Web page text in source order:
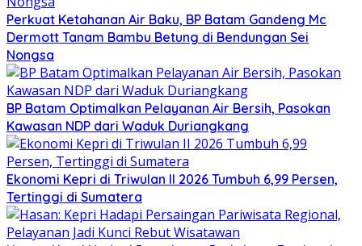
Perkuat Ketahanan Air Baku, BP Batam Gandeng Mc
Dermott Tanam Bambu Betung di Bendungan Sei
Nongsa
BP Batam Optimalkan Pelayanan Air Bersih, Pasokan
Kawasan NDP dari Waduk Duriangkang
Ekonomi Kepri di Triwulan II 2026 Tumbuh 6,99 Persen,
Tertinggi di Sumatera